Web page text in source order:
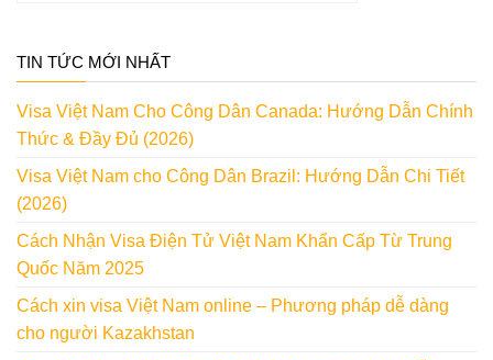
TIN TỨC MỚI NHẤT
Visa Việt Nam Cho Công Dân Canada: Hướng Dẫn Chính
Thức & Đầy Đủ (2026)
Visa Việt Nam cho Công Dân Brazil: Hướng Dẫn Chi Tiết
(2026)
Cách Nhận Visa Điện Tử Việt Nam Khẩn Cấp Từ Trung
Quốc Năm 2025
Cách xin visa Việt Nam online – Phương pháp dễ dàng
cho người Kazakhstan